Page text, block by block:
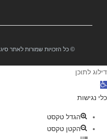
© כל הזכויות שמורות לאתר
דילוג לתוכן
פ
ת
כלי נגישות
הגדל טקסט
הקטן טקסט